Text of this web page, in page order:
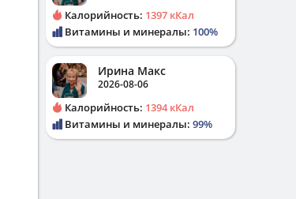
Калорийность: 1397 кКал
Витамины и минералы: 100%
Ирина Макс
2026-08-06
Калорийность: 1394 кКал
Витамины и минералы: 99%